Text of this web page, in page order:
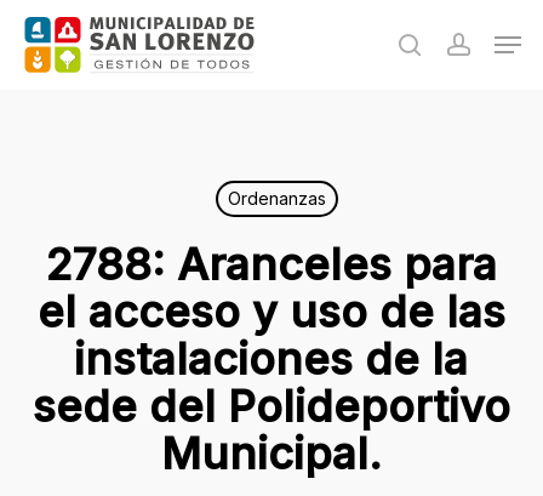
Skip
search
Ordenanzas
2788: Aranceles para
el acceso y uso de las
instalaciones de la
sede del Polideportivo
Municipal.